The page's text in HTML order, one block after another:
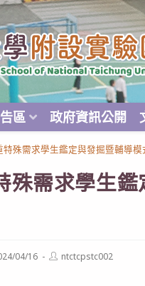
區 政府資訊公開
特殊需求學生鑑定與發掘暨輔導
殊需求學生
04/16
Postntctcpstc002